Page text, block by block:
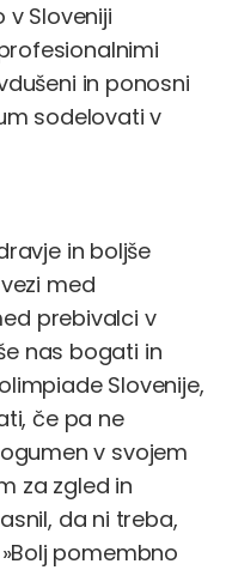
Sloveniji
in ponosni
sodelovati v
in boljše
med
prebivalci v
nas bogati in
Slovenije,
če pa ne
v svojem
za zgled in
da ni treba,
pomembno